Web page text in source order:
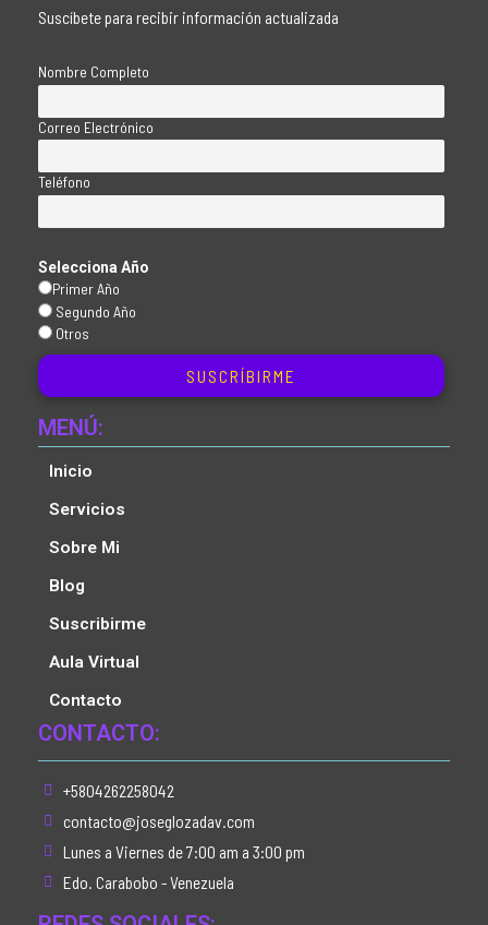
Suscíbete para recibir información actualizada
Nombre Completo
Correo Electrónico
Teléfono
Selecciona Año
Primer Año
Segundo Año
Otros
MENÚ:
Inicio
Servicios
Sobre Mi
Blog
Suscribirme
Aula Virtual
Contacto
CONTACTO:
+5804262258042
contacto@joseglozadav.com
Lunes a Viernes de 7:00 am a 3:00 pm
Edo. Carabobo - Venezuela